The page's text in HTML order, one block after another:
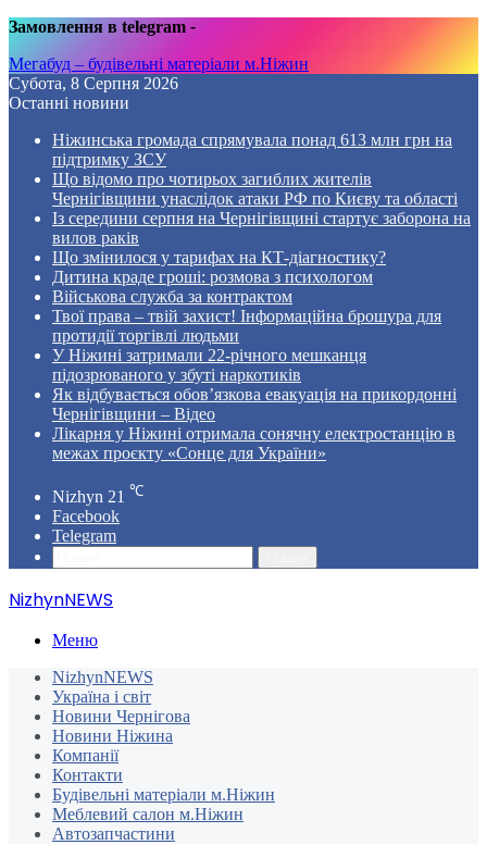
Замовлення в telegram -
Мегабуд – будівельні матеріали м.Ніжин
Субота, 8 Серпня 2026
Останні новини
Ніжинська громада спрямувала понад 613 млн грн на
підтримку ЗСУ
Що відомо про чотирьох загиблих жителів
Чернігівщини унаслідок атаки РФ по Києву та області
Із середини серпня на Чернігівщині стартує заборона на
вилов раків
Що змінилося у тарифах на КТ-діагностику?
Дитина краде гроші: розмова з психологом
Військова служба за контрактом
Твої права – твій захист! Інформаційна брошура для
протидії торгівлі людьми
У Ніжині затримали 22-річного мешканця
підозрюваного у збуті наркотиків
Як відбувається обов’язкова евакуація на прикордонні
Чернігівщини – Відео
Лікарня у Ніжині отримала сонячну електростанцію в
межах проєкту «Сонце для України»
Nizhyn 21 ℃
Facebook
Telegram
NizhynNEWS
Меню
NizhynNEWS
Україна і світ
Новини Чернігова
Новини Ніжина
Компанії
Контакти
Будівельні матеріали м.Ніжин
Меблевий салон м.Ніжин
Автозапчастини